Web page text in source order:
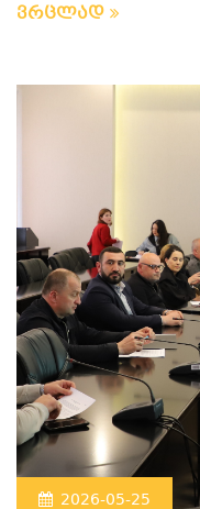
ვრცლად
2026-05-25